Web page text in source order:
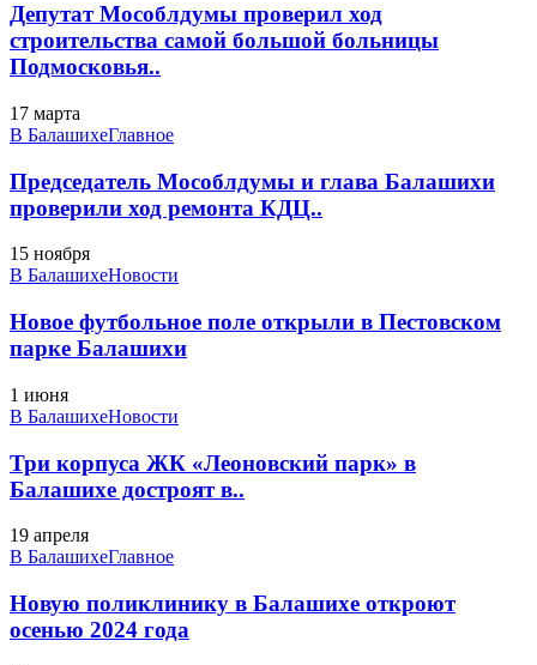
Депутат Мособлдумы проверил ход
строительства самой большой больницы
Подмосковья..
17 марта
В БалашихеГлавное
Председатель Мособлдумы и глава Балашихи
проверили ход ремонта КДЦ..
15 ноября
В БалашихеНовости
Новое футбольное поле открыли в Пестовском
парке Балашихи
1 июня
В БалашихеНовости
Три корпуса ЖК «Леоновский парк» в
Балашихе достроят в..
19 апреля
В БалашихеГлавное
Новую поликлинику в Балашихе откроют
осенью 2024 года